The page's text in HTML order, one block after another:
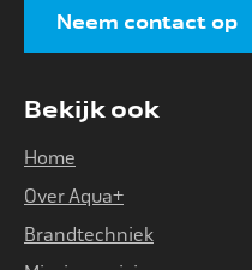
Neem contact op
Bekijk ook
Home
Over Aqua+
Brandtechniek